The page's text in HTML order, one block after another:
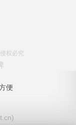
权必究
便